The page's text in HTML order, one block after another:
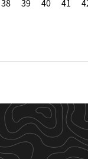
38 39 40 41